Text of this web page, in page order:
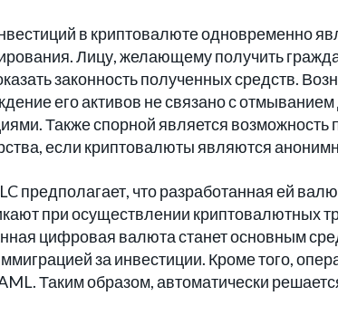
в криптовалюте одновременно
Лицу, желающему получить
законность полученных средств.
его активов не связано с
Также спорной является возможность
если криптовалюты являются
предполагает, что разработанная ей
при осуществлении криптовалютных
цифровая валюта станет основным
за инвестиции. Кроме того,
Таким образом, автоматически